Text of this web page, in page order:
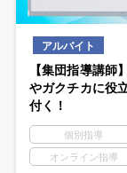
アルバイト
【集団指導講
やガクチカに役
付く！
個別指導
オンライン指導